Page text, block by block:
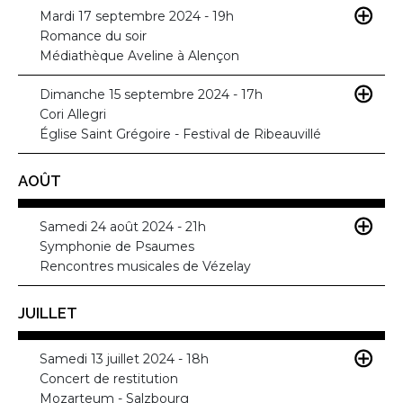
Mardi 17 septembre 2024 - 19h
Romance du soir
Médiathèque Aveline à Alençon
Dimanche 15 septembre 2024 - 17h
Cori Allegri
Église Saint Grégoire - Festival de Ribeauvillé
AOÛT
Samedi 24 août 2024 - 21h
Symphonie de Psaumes
Rencontres musicales de Vézelay
JUILLET
Samedi 13 juillet 2024 - 18h
Concert de restitution
Mozarteum - Salzbourg